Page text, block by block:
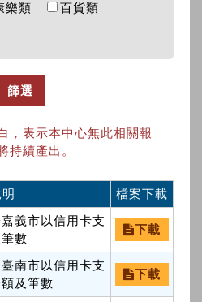
樂類
百貨類
篩選
，表示本中心無此相關報
持續產出。
檔案下載
義市以信用卡支
數
下載
南市以信用卡支
及筆數
下載